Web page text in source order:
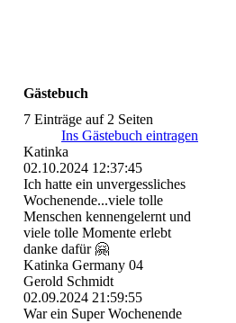
Gästebuch
7 Einträge auf 2 Seiten
Ins Gästebuch eintragen
Katinka
02.10.2024 12:37:45
Ich hatte ein unvergessliches
Wochenende...viele tolle
Menschen kennengelernt und
viele tolle Momente erlebt
danke dafür 🤗
Katinka Germany 04
Gerold Schmidt
02.09.2024 21:59:55
War ein Super Wochenende